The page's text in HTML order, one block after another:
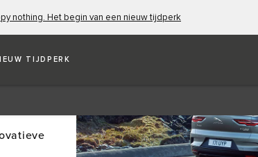
nothing. Het begin van een nieuw tijdperk
TIJDPERK